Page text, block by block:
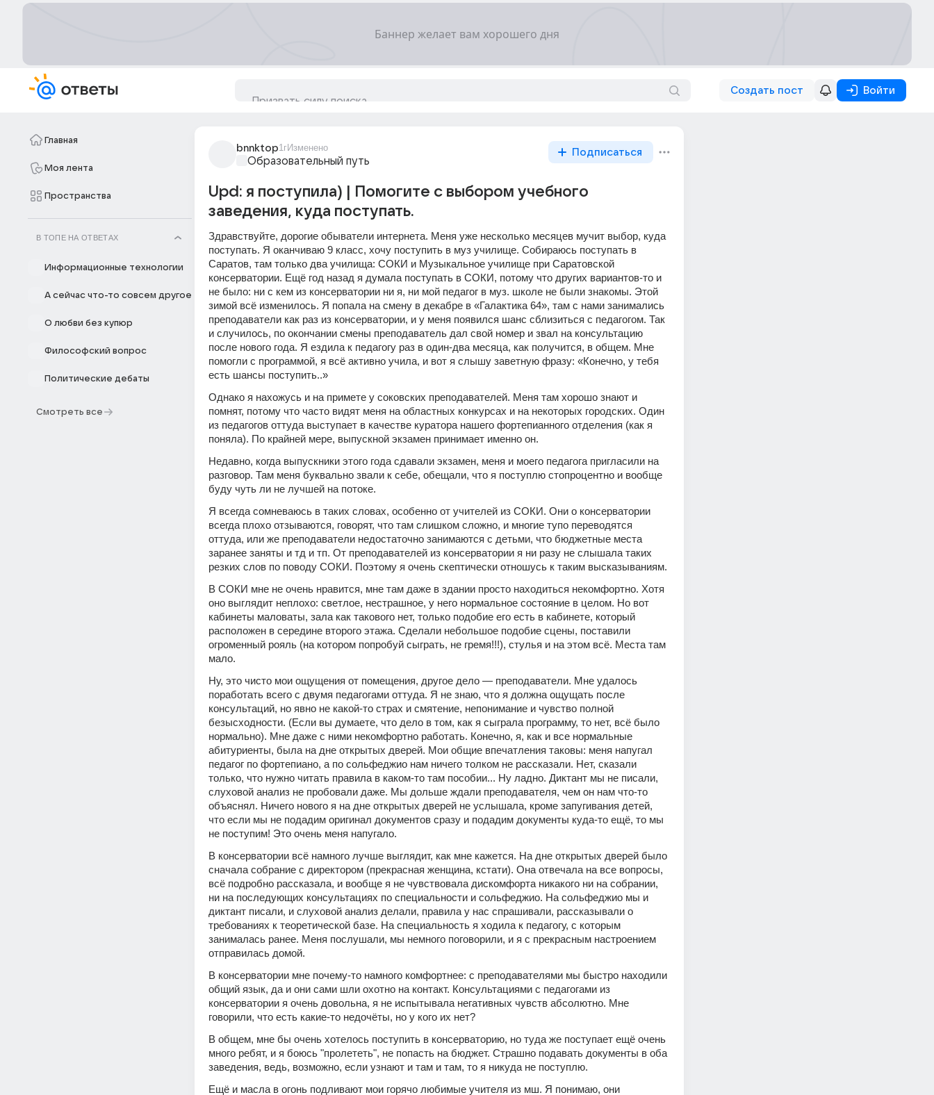
Создать пост Войти
Главная
Моя лента
Пространства
В ТОПЕ НА ОТВЕТАХ
Информационные технологии
А сейчас что-то совсем другое
О любви без купюр
Философский вопрос
Политические дебаты
Смотреть все
bnnktop1гИзменено
Образовательный путь
Подписаться
Upd: я поступила) | Помогите с выбором учебного
заведения, куда поступать.
Здравствуйте, дорогие обыватели интернета. Меня уже несколько месяцев мучит выбор, куда
поступать. Я оканчиваю 9 класс, хочу поступить в муз училище. Собираюсь поступать в
Саратов, там только два училища: СОКИ и Музыкальное училище при Саратовской
консерватории. Ещё год назад я думала поступать в СОКИ, потому что других вариантов-то и
не было: ни с кем из консерватории ни я, ни мой педагог в муз. школе не были знакомы. Этой
зимой всё изменилось. Я попала на смену в декабре в «Галактика 64», там с нами занимались
преподаватели как раз из консерватории, и у меня появился шанс сблизиться с педагогом. Так
и случилось, по окончании смены преподаватель дал свой номер и звал на консультацию
после нового года. Я ездила к педагогу раз в один-два месяца, как получится, в общем. Мне
помогли с программой, я всё активно учила, и вот я слышу заветную фразу: «Конечно, у тебя
есть шансы поступить..»
Однако я нахожусь и на примете у соковских преподавателей. Меня там хорошо знают и
помнят, потому что часто видят меня на областных конкурсах и на некоторых городских. Один
из педагогов оттуда выступает в качестве куратора нашего фортепианного отделения (как я
поняла). По крайней мере, выпускной экзамен принимает именно он.
Недавно, когда выпускники этого года сдавали экзамен, меня и моего педагога пригласили на
разговор. Там меня буквально звали к себе, обещали, что я поступлю стопроцентно и вообще
буду чуть ли не лучшей на потоке.
Я всегда сомневаюсь в таких словах, особенно от учителей из СОКИ. Они о консерватории
всегда плохо отзываются, говорят, что там слишком сложно, и многие тупо переводятся
оттуда, или же преподаватели недостаточно занимаются с детьми, что бюджетные места
заранее заняты и тд и тп. От преподавателей из консерватории я ни разу не слышала таких
резких слов по поводу СОКИ. Поэтому я очень скептически отношусь к таким высказываниям.
В СОКИ мне не очень нравится, мне там даже в здании просто находиться некомфортно. Хотя
оно выглядит неплохо: светлое, нестрашное, у него нормальное состояние в целом. Но вот
кабинеты маловаты, зала как такового нет, только подобие его есть в кабинете, который
расположен в середине второго этажа. Сделали небольшое подобие сцены, поставили
огроменный рояль (на котором попробуй сыграть, не гремя!!!), стулья и на этом всё. Места там
мало.
Ну, это чисто мои ощущения от помещения, другое дело — преподаватели. Мне удалось
поработать всего с двумя педагогами оттуда. Я не знаю, что я должна ощущать после
консультаций, но явно не какой-то страх и смятение, непонимание и чувство полной
безысходности. (Если вы думаете, что дело в том, как я сыграла программу, то нет, всё было
нормально). Мне даже с ними некомфортно работать. Конечно, я, как и все нормальные
абитуриенты, была на дне открытых дверей. Мои общие впечатления таковы: меня напугал
педагог по фортепиано, а по сольфеджио нам ничего толком не рассказали. Нет, сказали
только, что нужно читать правила в каком-то там пособии... Ну ладно. Диктант мы не писали,
слуховой анализ не пробовали даже. Мы дольше ждали преподавателя, чем он нам что-то
объяснял. Ничего нового я на дне открытых дверей не услышала, кроме запугивания детей,
что если мы не подадим оригинал документов сразу и подадим документы куда-то ещё, то мы
не поступим! Это очень меня напугало.
В консерватории всё намного лучше выглядит, как мне кажется. На дне открытых дверей было
сначала собрание с директором (прекрасная женщина, кстати). Она отвечала на все вопросы,
всё подробно рассказала, и вообще я не чувствовала дискомфорта никакого ни на собрании,
ни на последующих консультациях по специальности и сольфеджио. На сольфеджио мы и
диктант писали, и слуховой анализ делали, правила у нас спрашивали, рассказывали о
требованиях к теоретической базе. На специальность я ходила к педагогу, с которым
занималась ранее. Меня послушали, мы немного поговорили, и я с прекрасным настроением
отправилась домой.
В консерватории мне почему-то намного комфортнее: с преподавателями мы быстро находили
общий язык, да и они сами шли охотно на контакт. Консультациями с педагогами из
консерватории я очень довольна, я не испытывала негативных чувств абсолютно. Мне
говорили, что есть какие-то недочёты, но у кого их нет?
В общем, мне бы очень хотелось поступить в консерваторию, но туда же поступает ещё очень
много ребят, и я боюсь "пролететь", не попасть на бюджет. Страшно подавать документы в оба
заведения, ведь, возможно, если узнают и там и там, то я никуда не поступлю.
Ещё и масла в огонь подливают мои горячо любимые учителя из мш. Я понимаю, они